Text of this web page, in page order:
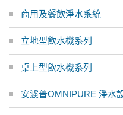
商用及餐飲淨水系統
立地型飲水機系列
桌上型飲水機系列
安濾普OMNIPURE 淨水